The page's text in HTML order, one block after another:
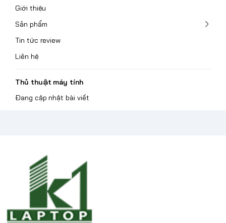
Giới thiệu
Sản phẩm
Tin tức review
Liên hệ
Thủ thuật máy tính
Đang cập nhật bài viết